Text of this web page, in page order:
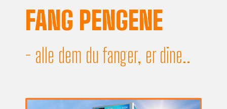
FANG PENGENE
- alle dem du fanger, er dine..